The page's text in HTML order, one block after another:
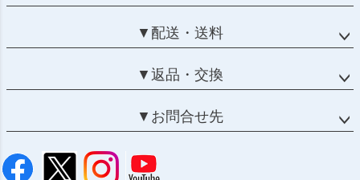
▼配送・送料
▼返品・交換
▼お問合せ先